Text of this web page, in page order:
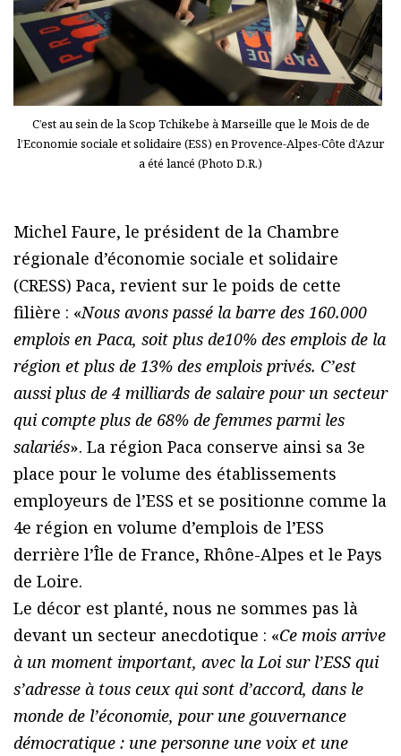
C’est au sein de la Scop Tchikebe à Marseille que le Mois de de
l’Economie sociale et solidaire (ESS) en Provence-Alpes-Côte d’Azur
a été lancé (Photo D.R.)
Michel Faure, le président de la Chambre
régionale d’économie sociale et solidaire
(CRESS) Paca, revient sur le poids de cette
filière : «Nous avons passé la barre des 160.000
emplois en Paca, soit plus de10% des emplois de la
région et plus de 13% des emplois privés. C’est
aussi plus de 4 milliards de salaire pour un secteur
qui compte plus de 68% de femmes parmi les
salariés». La région Paca conserve ainsi sa 3e
place pour le volume des établissements
employeurs de l’ESS et se positionne comme la
4e région en volume d’emplois de l’ESS
derrière l’Île de France, Rhône-Alpes et le Pays
de Loire.
Le décor est planté, nous ne sommes pas là
devant un secteur anecdotique : «Ce mois arrive
à un moment important, avec la Loi sur l’ESS qui
s’adresse à tous ceux qui sont d’accord, dans le
monde de l’économie, pour une gouvernance
démocratique : une personne une voix et une